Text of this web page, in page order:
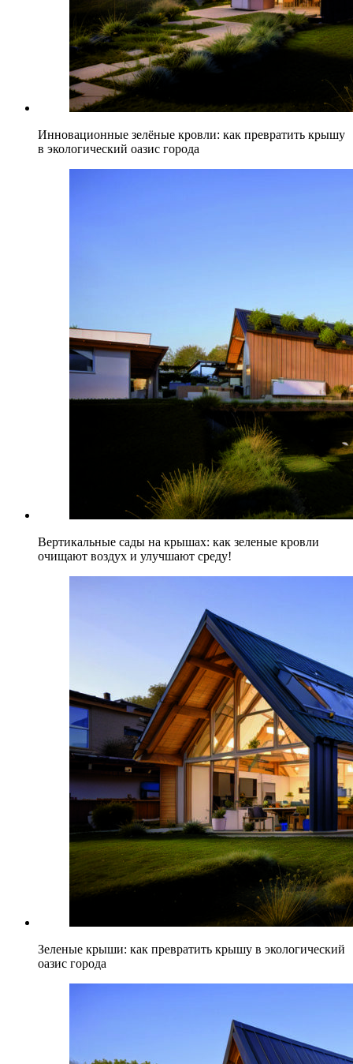
Инновационные зелёные кровли: как превратить крышу
в экологический оазис города
Вертикальные сады на крышах: как зеленые кровли
очищают воздух и улучшают среду!
Зеленые крыши: как превратить крышу в экологический
оазис города